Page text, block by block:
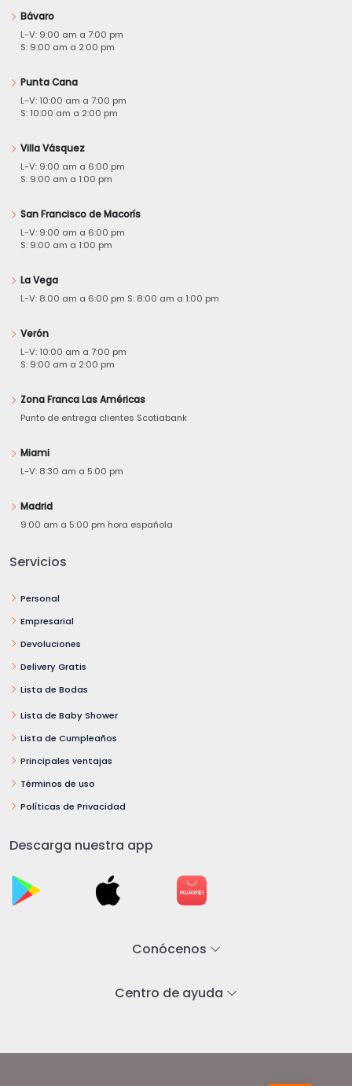
Bávaro
L-V: 9:00 am a 7:00 pm
S: 9:00 am a 2:00 pm
Punta Cana
L-V: 10:00 am a 7:00 pm
S: 10:00 am a 2:00 pm
Villa Vásquez
L-V: 9:00 am a 6:00 pm
S: 9:00 am a 1:00 pm
San Francisco de Macorís
L-V: 9:00 am a 6:00 pm
S: 9:00 am a 1:00 pm
La Vega
L-V: 8:00 am a 6:00 pm S: 8:00 am a 1:00 pm
Verón
L-V: 10:00 am a 7:00 pm
S: 9:00 am a 2:00 pm
Zona Franca Las Américas
Punto de entrega clientes Scotiabank
Miami
L-V: 8:30 am a 5:00 pm
Madrid
9:00 am a 5:00 pm hora española
Servicios
Personal
Empresarial
Devoluciones
Delivery Gratis
Lista de Bodas
Lista de Baby Shower
Lista de Cumpleaños
Principales ventajas
Términos de uso
Políticas de Privacidad
Descarga nuestra app
Conócenos
Centro de ayuda